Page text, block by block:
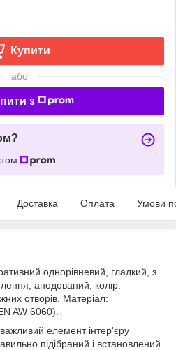
Купити
або
з
Доставка Оплата Умови
однорівневий, гладкий, з
анодований, колір:
отворів. Матеріал:
AW 6060).
елемент інтер'єру
підібраний і встановлений